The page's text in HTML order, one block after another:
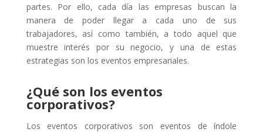
partes. Por ello, cada día las empresas buscan la
manera de poder llegar a cada uno de sus
trabajadores, así como también, a todo aquel que
muestre interés por su negocio, y una de estas
estrategias son los eventos empresariales.
¿Qué son los eventos
corporativos?
Los eventos corporativos son eventos de índole